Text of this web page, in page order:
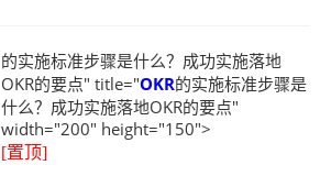
的实施标准步骤是什么？成功实施落地
OKR的要点" title="OKR的实施标准步骤是
什么？成功实施落地OKR的要点"
width="200" height="150">
[置顶]